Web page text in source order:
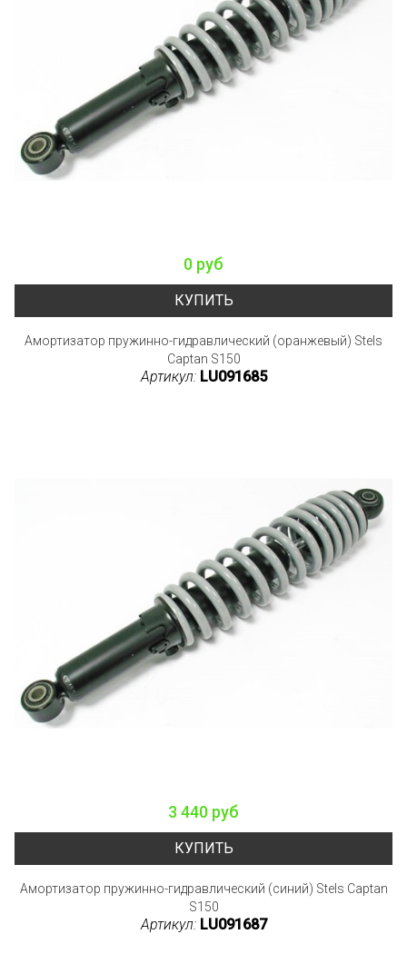
0 руб
КУПИТЬ
Амортизатор пружинно-гидравлический (оранжевый) Stels
Captan S150
Артикул: LU091685
3 440 руб
КУПИТЬ
Амортизатор пружинно-гидравлический (синий) Stels Captan
S150
Артикул: LU091687